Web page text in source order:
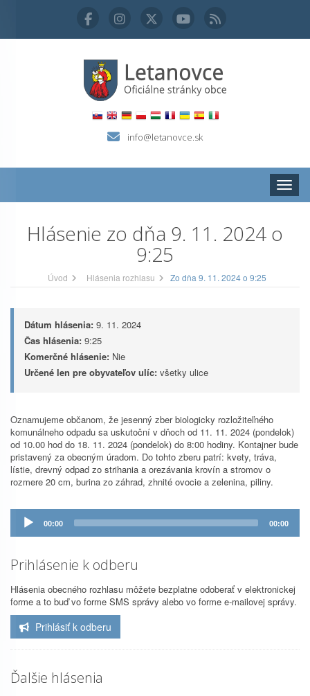
info@letanovce.sk
Hlásenie zo dňa 9. 11. 2024 o
9:25
Úvod Hlásenia rozhlasu Zo dňa 9. 11. 2024 o 9:25
Dátum hlásenia: 9. 11. 2024
Čas hlásenia: 9:25
Komerčné hlásenie: Nie
Určené len pre obyvateľov ulíc: všetky ulice
Oznamujeme občanom, že jesenný zber biologicky rozložiteľného
komunálneho odpadu sa uskutoční v dňoch od 11. 11. 2024 (pondelok)
od 10.00 hod do 18. 11. 2024 (pondelok) do 8:00 hodiny. Kontajner bude
pristavený za obecným úradom. Do tohto zberu patrí: kvety, tráva,
lístie, drevný odpad zo strihania a orezávania krovín a stromov o
rozmere 20 cm, burina zo záhrad, zhnité ovocie a zelenina, piliny.
Prehrávač
zvuku
00:00 00:00
Prihlásenie k odberu
Hlásenia obecného rozhlasu môžete bezplatne odoberať v elektronickej
forme a to buď vo forme SMS správy alebo vo forme e-mailovej správy.
Prihlásiť k odberu
Ďalšie hlásenia